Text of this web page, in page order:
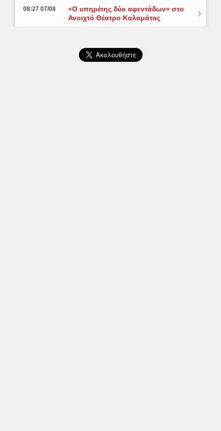
08:27 07/08
«Ο υπηρέτης δύο αφεντάδων» στο
Ανοιχτό Θέατρο Καλαμάτας